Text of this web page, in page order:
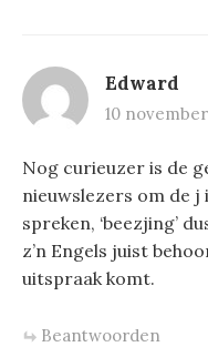
Edward
10
Nog curieuzer is de
nieuwslezers om de j
spreken, ‘beezjing’
z’n Engels juist
uitspraak komt.
Beantwoorden